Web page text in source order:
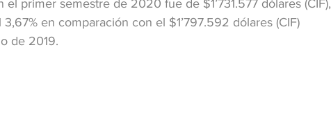
primer semestre de 2020 fue de $1’731.577 dólares (CIF),
en comparación con el $1’797.592 dólares (CIF)
de 2019.